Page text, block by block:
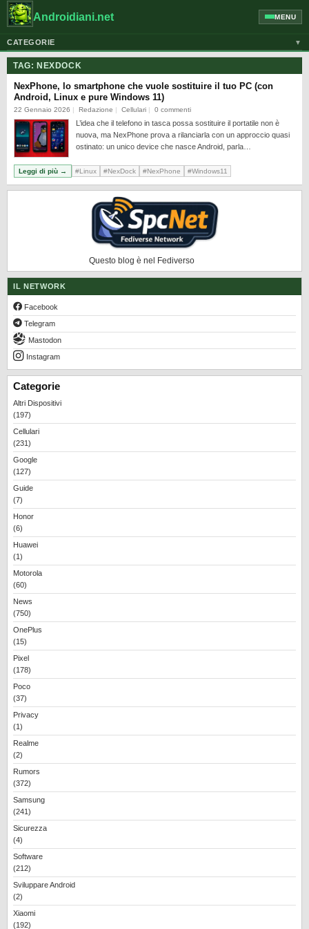
Androidiani.net MENU
CATEGORIE ▼
ALTRI DISPOSITIVI
CELLULARI
GUIDE
HONOR
HUAWEI
MOTOROLA
PRIVACY
REALME
RUMORS
SAMSUNG
SICUREZZA
SOFTWARE
SVILUPPARE ANDROID
XIAOMI
TAG: NEXDOCK
NexPhone, lo smartphone che vuole sostituire il tuo PC (con
Android, Linux e pure Windows 11)
22 Gennaio 2026 Redazione Cellulari 0 commenti
L’idea che il telefono in tasca possa sostituire il portatile non è
nuova, ma NexPhone prova a rilanciarla con un approccio quasi
ostinato: un unico device che nasce Android, parla…
Leggi di più → #Linux #NexDock #NexPhone #Windows11
Questo blog è nel Fediverso
IL NETWORK
Facebook
Telegram
Mastodon
Instagram
Categorie
Altri Dispositivi
(197)
Cellulari
(231)
Google
(127)
Guide
(7)
Honor
(6)
Huawei
(1)
Motorola
(60)
News
(750)
OnePlus
(15)
Pixel
(178)
Poco
(37)
Privacy
(1)
Realme
(2)
Rumors
(372)
Samsung
(241)
Sicurezza
(4)
Software
(212)
Sviluppare Android
(2)
Xiaomi
(192)